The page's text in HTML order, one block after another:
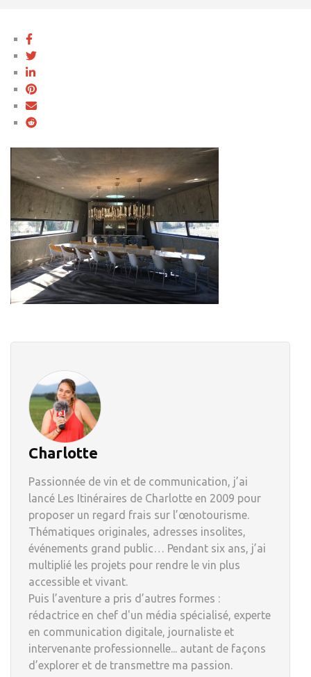
Charlotte
Passionnée de vin et de communication, j’ai
lancé Les Itinéraires de Charlotte en 2009 pour
proposer un regard frais sur l’œnotourisme.
Thématiques originales, adresses insolites,
événements grand public… Pendant six ans, j’ai
multiplié les projets pour rendre le vin plus
accessible et vivant.
Puis l’aventure a pris d’autres formes :
rédactrice en chef d'un média spécialisé, experte
en communication digitale, journaliste et
intervenante professionnelle... autant de façons
d’explorer et de transmettre ma passion.